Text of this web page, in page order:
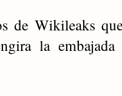
de Wikileaks
la embajada